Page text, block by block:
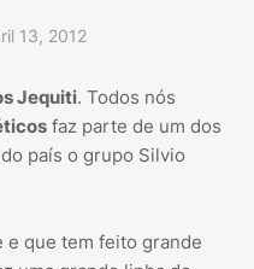
13, 2012
Jequiti. Todos nós
faz parte de um dos
país o grupo Silvio
e que tem feito grande